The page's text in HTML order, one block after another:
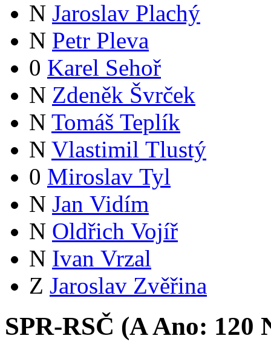
N Jaroslav Plachý
N Petr Pleva
0 Karel Sehoř
N Zdeněk Švrček
N Tomáš Teplík
N Vlastimil Tlustý
0 Miroslav Tyl
N Jan Vidím
N Oldřich Vojíř
N Ivan Vrzal
Z Jaroslav Zvěřina
SPR-RSČ (AAno: 120